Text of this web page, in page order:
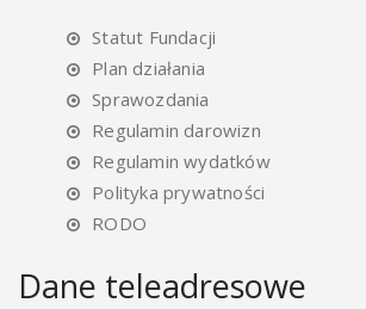
Statut Fundacji
Plan działania
Sprawozdania
Regulamin darowizn
Regulamin wydatków
Polityka prywatności
RODO
Dane teleadresowe